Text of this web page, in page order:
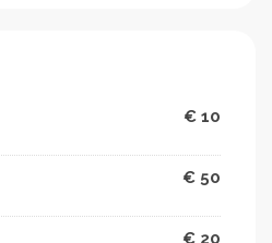
€ 10
€ 50
€ 20